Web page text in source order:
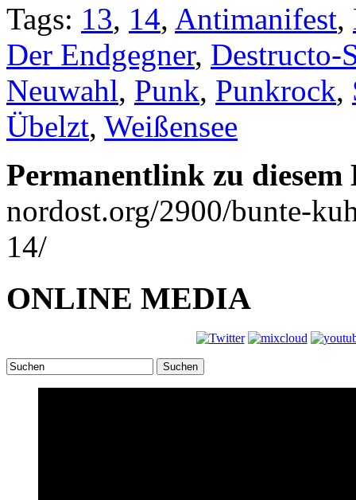
Tags: 13, 14, Antimanifest,
Der Endgegner, Destructo-
Neuwahl, Punk, Punkrock,
Übelzt, Weißensee
Permanentlink zu
nordost.org/2900/bunte-
14/
ONLINE MEDIA
Suchen